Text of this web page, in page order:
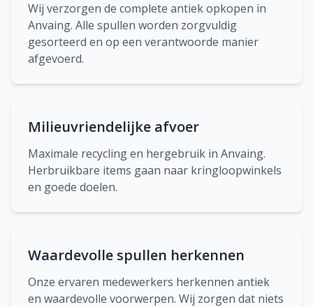
Wij verzorgen de complete antiek opkopen in
Anvaing. Alle spullen worden zorgvuldig
gesorteerd en op een verantwoorde manier
afgevoerd.
Milieuvriendelijke afvoer
Maximale recycling en hergebruik in Anvaing.
Herbruikbare items gaan naar kringloopwinkels
en goede doelen.
Waardevolle spullen herkennen
Onze ervaren medewerkers herkennen antiek
en waardevolle voorwerpen. Wij zorgen dat niets